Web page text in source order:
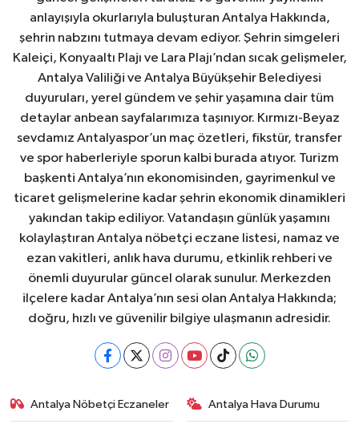
anlayışıyla okurlarıyla buluşturan Antalya Hakkında,
şehrin nabzını tutmaya devam ediyor. Şehrin simgeleri
Kaleiçi, Konyaaltı Plajı ve Lara Plajı’ndan sıcak gelişmeler,
Antalya Valiliği ve Antalya Büyükşehir Belediyesi
duyuruları, yerel gündem ve şehir yaşamına dair tüm
detaylar anbean sayfalarımıza taşınıyor. Kırmızı-Beyaz
sevdamız Antalyaspor’un maç özetleri, fikstür, transfer
ve spor haberleriyle sporun kalbi burada atıyor. Turizm
başkenti Antalya’nın ekonomisinden, gayrimenkul ve
ticaret gelişmelerine kadar şehrin ekonomik dinamikleri
yakından takip ediliyor. Vatandaşın günlük yaşamını
kolaylaştıran Antalya nöbetçi eczane listesi, namaz ve
ezan vakitleri, anlık hava durumu, etkinlik rehberi ve
önemli duyurular güncel olarak sunulur. Merkezden
ilçelere kadar Antalya’nın sesi olan Antalya Hakkında;
doğru, hızlı ve güvenilir bilgiye ulaşmanın adresidir.
Antalya Nöbetçi Eczaneler Antalya Hava Durumu